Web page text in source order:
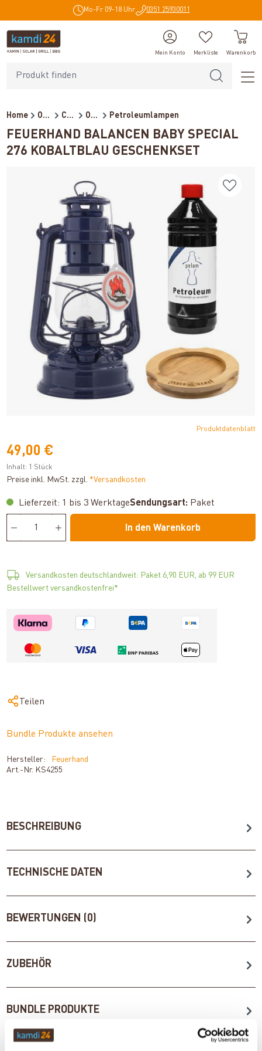
Mo-Fr 09-18 Uhr 0351 25930011
Mein Konto Merkliste Warenkorb
Home Outdoor Campingzubehör Outdoor-Beleuchtung Petroleumlampen
FEUERHAND BALANCEN BABY SPECIAL
276 KOBALTBLAU GESCHENKSET
Produktdatenblatt
49,00 €
Inhalt: 1 Stück
Preise inkl. MwSt. zzgl. *Versandkosten
Lieferzeit: 1 bis 3 WerktageSendungsart: Paket
In den Warenkorb
Versandkosten deutschlandweit: Paket 6,90 EUR, ab 99 EUR
Bestellwert versandkostenfrei*
Teilen
Bundle Produkte ansehen
Hersteller:
Feuerhand
Art.-Nr. KS4255
BESCHREIBUNG
TECHNISCHE DATEN
BEWERTUNGEN (0)
ZUBEHÖR
BUNDLE PRODUKTE